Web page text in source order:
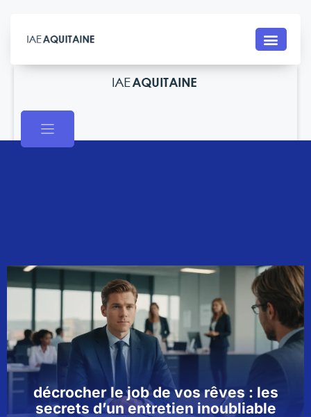
décrocher le job de vos rêves : les
secrets d’un entretien inoubliable